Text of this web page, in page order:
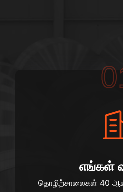
எங்கள்
தொழிற்சாலைகள் 40